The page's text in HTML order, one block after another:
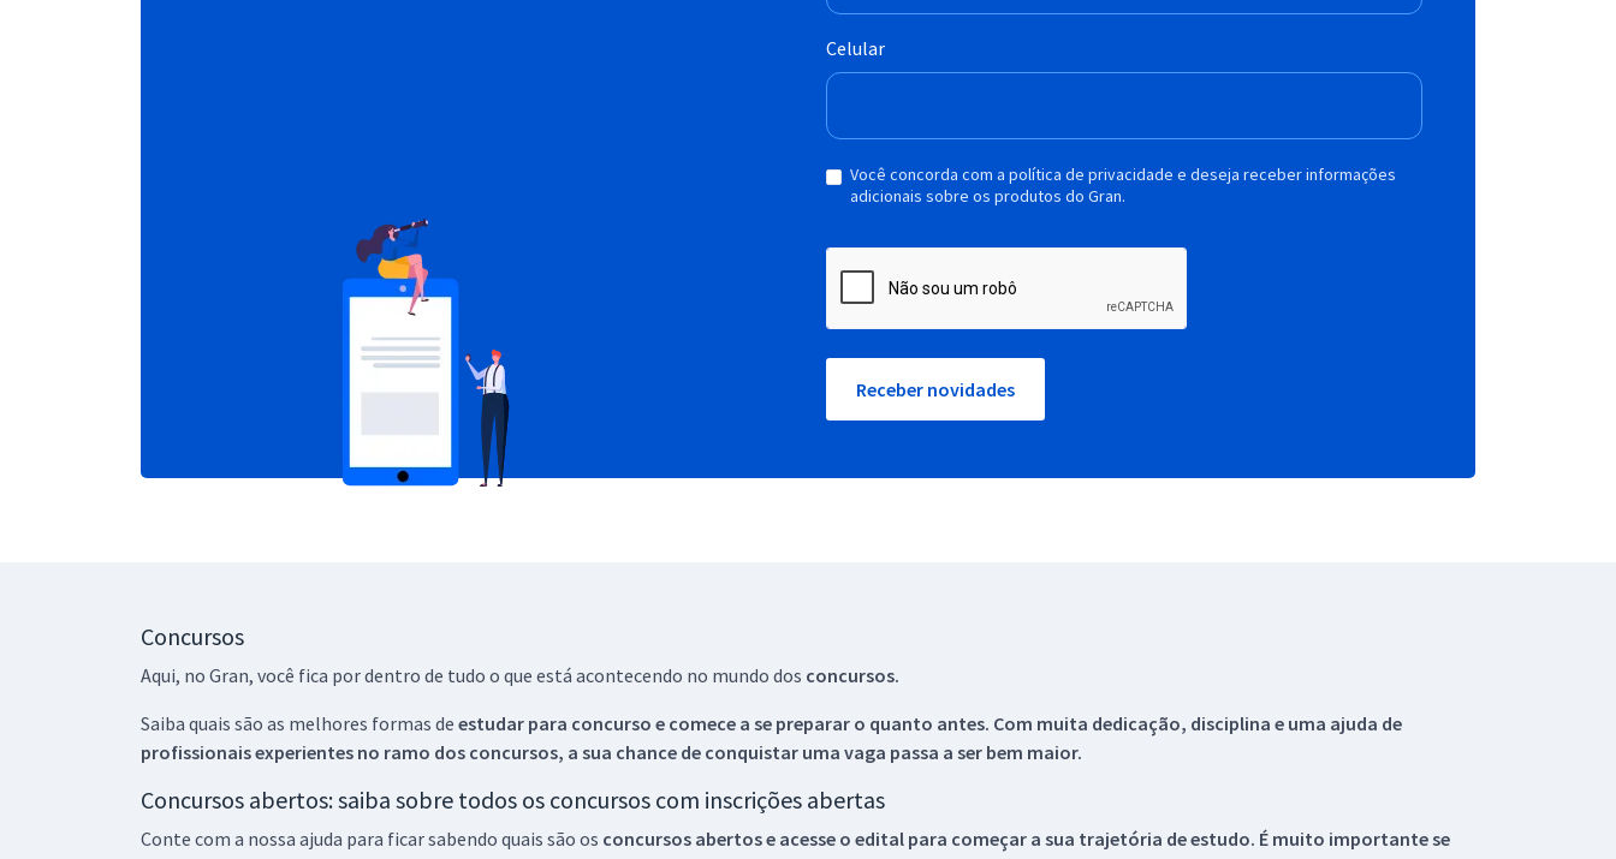
Celular
Você concorda com a política de privacidade e deseja receber informações
adicionais sobre os produtos do Gran.
Receber novidades
Concursos
Aqui, no Gran, você fica por dentro de tudo o que está acontecendo no mundo dos concursos.
Saiba quais são as melhores formas de estudar para concurso e comece a se preparar o quanto antes. Com muita dedicação, disciplina e uma ajuda de
profissionais experientes no ramo dos concursos, a sua chance de conquistar uma vaga passa a ser bem maior.
Concursos abertos: saiba sobre todos os concursos com inscrições abertas
Conte com a nossa ajuda para ficar sabendo quais são os concursos abertos e acesse o edital para começar a sua trajetória de estudo. É muito importante se